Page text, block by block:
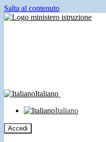
Salta al contenuto
Italiano
Italiano
Accedi